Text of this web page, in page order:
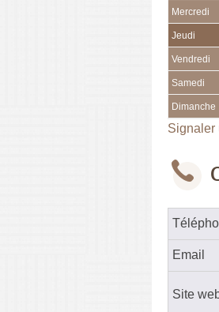
Mercredi
Jeudi
Vendredi
Samedi
Dimanche
Signaler
Email
Site